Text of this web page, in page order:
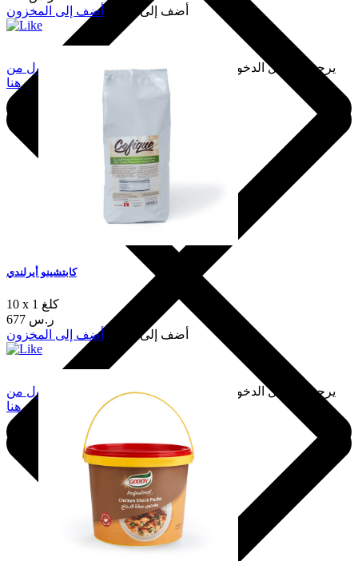
أضف إلى السلة
أضف إلى المخزون
يرجى تسجيل الدخول لإضافة هذا إلى المفضلة.
سجّل الدخول من
هنا
كابتشينو أيرلندي
10 x 1 كلغ
677 ر.س
أضف إلى السلة
أضف إلى المخزون
يرجى تسجيل الدخول لإضافة هذا إلى المفضلة.
سجّل الدخول من
هنا